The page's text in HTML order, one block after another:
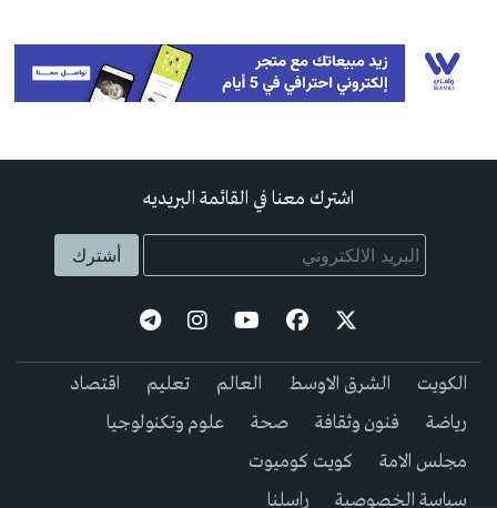
اشترك معنا في القائمة البريديه
الكويت الشرق الاوسط العالم تعليم
اقتصاد
رياضة
فنون وثقافة صحة
علوم وتكنولوجيا
مجلس الامة
كويت كوميوت
سياسة الخصوصية
راسلنا